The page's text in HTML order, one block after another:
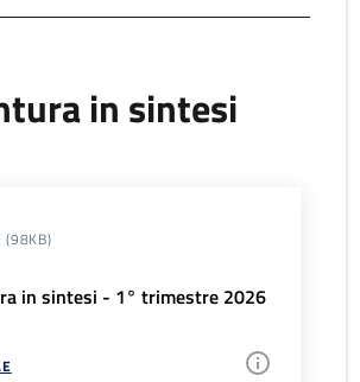
in sintesi
(98KB)
in sintesi - 1° trimestre 2026